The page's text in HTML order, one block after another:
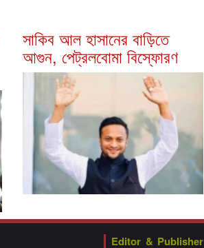
সাকিব আল হাসানের বাড়িতে
আগুন, পেট্রলবোমা বিস্ফোরণ
Editor & Publisher